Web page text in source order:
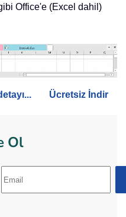
Office'e (Excel dahil)
Ücretsiz İndir
Ol